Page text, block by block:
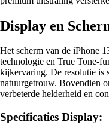
Display en
Het scherm van de iPhone
technologie en True Tone-
kijkervaring. De resolutie is
natuurgetrouw. Bovendien
verbeterde helderheid en
Specificaties Display: